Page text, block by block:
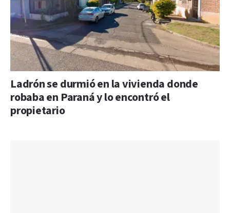
Ladrón se durmió en la vivienda donde
robaba en Paraná y lo encontró el
propietario